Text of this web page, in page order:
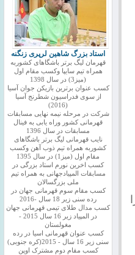
استاد بزرگ شاهین لرپری زنگنه
قهرمان لیگ برتر باشگاهای کشوربه
همراه تیم سایپا وکسب مقام اول
(میز3) در سال 1398
کسب عنوان برترین بازیکن جوان آسیا
از سوی فدراسیون شطرنج آسیا
(2016)
شرکت در مرحله نیمه نهایی مسابقات
قهرمانی کشور وراه یابی به فینال
مسابقات در سال 1396
نایب قهرمانی لیگ برتر باشگاهای
کشوربه همراه تیم ذوب آهن وکسب
مقام اول (میز1) در سال 1395
کسب اخرین نورم استاد بزرگی در
مسابقات المپیادجهانی به همراه تیم
ملی بزرگسالان
کسب مقام سوم قهرمانی جهان در
رده سنی زیر 18 سال -2016
کسب مدال طلای تیمی قهرمانی جهان
در المپیاد زیر 16 سال 2015 -
مغولستان
کسب عنوان قهرمانی اسیا در رده
سنی زیر 16 سال - 2015(کره جنوبی)
کسب مقام دوم مشترک اوپن